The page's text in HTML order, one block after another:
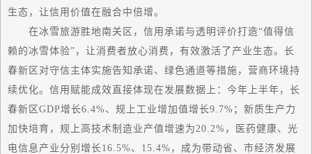
生态，让信用价值在融合中倍增。
在冰雪旅游胜地南关区，信用承诺与透明评价打造“值得信
赖的冰雪体验”，让消费者放心消费，有效激活 了产业生态。长
春新区对守信主体实施告知承诺、绿色通道等措施，营商环境持
续优化。信用赋能成效直接体现在发展数据上：今年上半年，长
春新区GDP增长6.4%、规上工业增加值增长9.7%；新质生产力
加快培育，规上高技术制造业产值增速为20.2%，医药健康、光
电信息产业分别增长16.5%、15.4%，成为带动省、市经济发展